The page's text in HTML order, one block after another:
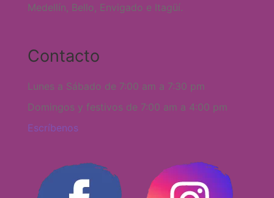
Medellín, Bello, Envigado e Itagüí.
Contacto
Lunes a Sábado de 7:00 am a 7:30 pm
Domingos y festivos de 7:00 am a 4:00 pm
Escríbenos